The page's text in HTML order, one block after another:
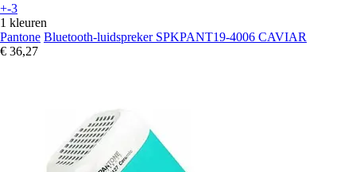
+-3
1 kleuren
Pantone Bluetooth-luidspreker SPKPANT19-4006 CAVIAR
€ 36,27